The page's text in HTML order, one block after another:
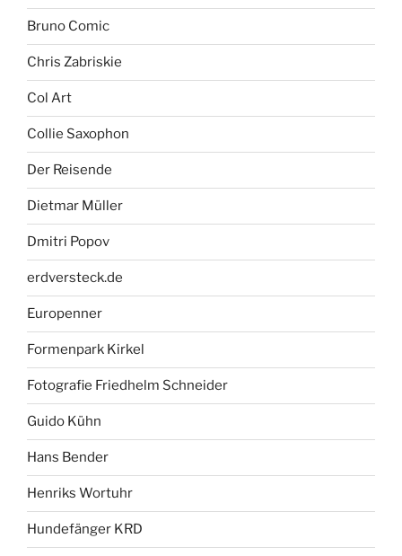
Bruno Comic
Chris Zabriskie
Col Art
Collie Saxophon
Der Reisende
Dietmar Müller
Dmitri Popov
erdversteck.de
Europenner
Formenpark Kirkel
Fotografie Friedhelm Schneider
Guido Kühn
Hans Bender
Henriks Wortuhr
Hundefänger KRD